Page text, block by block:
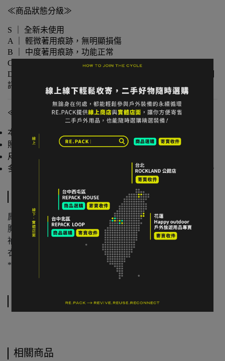
≪商品狀態分級≫
S ｜ 全新未使用
A ｜ 輕微著用痕跡，無明顯損傷
B ｜ 中度著用痕跡，功能正常
C ｜ 明顯使用痕跡或外觀瑕疵但功能無虞
D ｜ 重度使用 / 長期未使用 / 影響主要功能的瑕疵，請仔細
評估商品狀況
≪注意事項≫
本店與實體店同步販售，庫存可能有時間差。
照片已盡量呈現實色，螢幕設定不同可能略有差異。
尺寸為人工測量，可能有些微誤差。
多件不同門市商品將併單出貨，出貨時間可能延後 1–2 日。
肩寬： 57cm
胸寬平量： 75cm
袖長： 56cm
衣長： 81cm
*人工測量含 ±2 cm 誤差值
相關商品